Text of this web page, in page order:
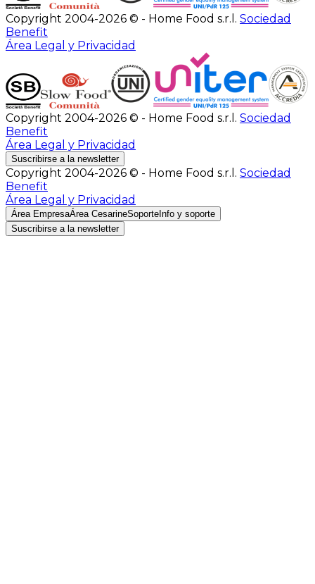
Copyright 2004-2026 © - Home Food s.r.l. Sociedad
Benefit
Área Legal y Privacidad
Copyright 2004-2026 © - Home Food s.r.l. Sociedad
Benefit
Área Legal y Privacidad
Suscribirse a la newsletter
Copyright 2004-2026 © - Home Food s.r.l. Sociedad
Benefit
Área Legal y Privacidad
Área EmpresaÁrea CesarineSoporte Info y soporte
Suscribirse a la newsletter